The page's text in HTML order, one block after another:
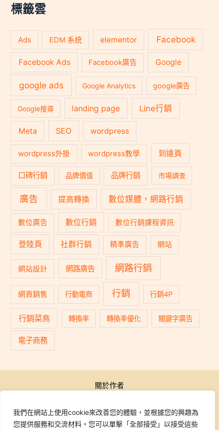
我們在網站上使用cookie來改善您的體驗，並根據您的興趣為
您提供服務和交流材料。您可以單擊「全部接受」以接受這些
:標籤雲
Ads EDM 系統 elementor Facebook
Facebook Ads Facebook廣告 Google
google ads Google Analytics google廣告
Google搜尋 landing page Line行銷
Meta SEO wordpress
wordpress外掛 wordpress教學 到達頁
口碑行銷 品牌價值 品牌行銷 市場調查
廣告 提高轉換 數位媒體，網路行銷
數位廣告 數位行銷 數位行銷課程資訊
登陸頁 社群行銷 精準廣告 網站
網站設計 網路廣告 網路行銷
網頁銷售 行動電商 行銷 行銷4P
行銷菜鳥 轉換率 轉換率優化 關鍵字廣告
電子商務
關於作者
行銷學院
課程報名